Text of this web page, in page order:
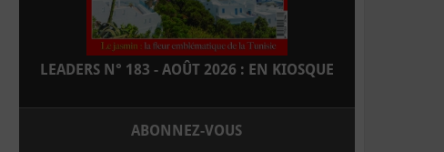
LEADERS N° 183 - AOÛT 2026 : EN KIOSQUE
ABONNEZ-VOUS